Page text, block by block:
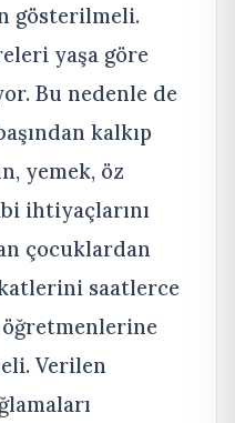
gösterilmeli.
yaşa göre
Bu nedenle de
kalkıp
yemek, öz
ihtiyaçlarını
çocuklardan
saatlerce
Verilen